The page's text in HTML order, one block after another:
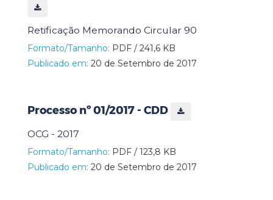
Retificação Memorando Circular 90
Formato/Tamanho: PDF / 241,6 KB
Publicado em: 20 de Setembro de 2017
Processo nº 01/2017 - CDD
OCG - 2017
Formato/Tamanho: PDF / 123,8 KB
Publicado em: 20 de Setembro de 2017